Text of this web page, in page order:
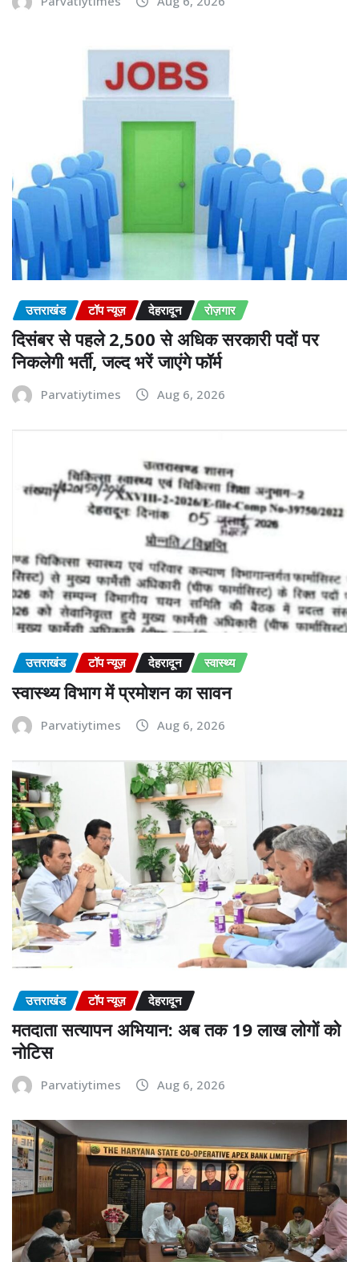
उत्तराखंड टॉप न्यूज़ देहरादून रोज़गार
दिसंबर से पहले 2,500 से अधिक सरकारी पदों पर
निकलेगी भर्ती, जल्द भरें जाएंगे फॉर्म
Parvatiytimes Aug 6, 2026
उत्तराखंड टॉप न्यूज़ देहरादून स्वास्थ्य
स्वास्थ्य विभाग में प्रमोशन का सावन
Parvatiytimes Aug 6, 2026
उत्तराखंड टॉप न्यूज़ देहरादून
मतदाता सत्यापन अभियान: अब तक 19 लाख लोगों को
नोटिस
Parvatiytimes Aug 6, 2026